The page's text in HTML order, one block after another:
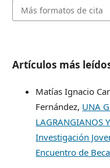
Más formatos de cita
Artículos más
Matías Ignacio
Fernández, UNA
LAGRANGIANOS
Investigación
Encuentro de